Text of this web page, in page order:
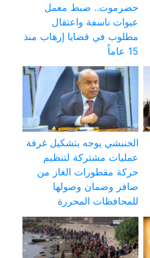
حضرموت.. ضبط معمل
عبوات ناسفة واعتقال
مطلوب في قضايا إرهاب منذ
15 عاماً
الخنبشي يوجه بتشكيل غرفة
عمليات مشتركة لتنظيم
حركة مقطورات الغاز من
صافر وضمان وصولها
للمحافظات المحررة